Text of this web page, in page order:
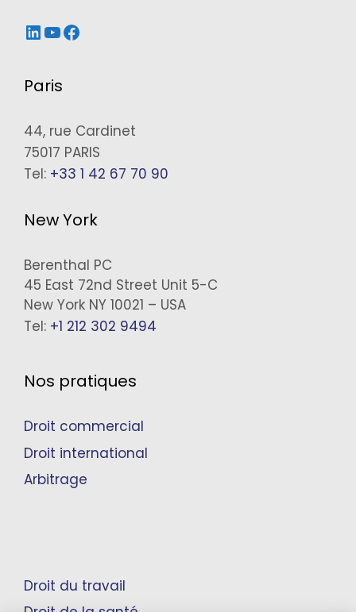
LinkedIn
YouTube
Facebook
Paris
44, rue Cardinet
75017 PARIS
Tel: +33 1 42 67 70 90
New York
Berenthal PC
45 East 72nd Street Unit 5-C
New York NY 10021 – USA
Tel: +1 212 302 9494
Nos pratiques
Droit commercial
Droit international
Arbitrage
Droit du travail